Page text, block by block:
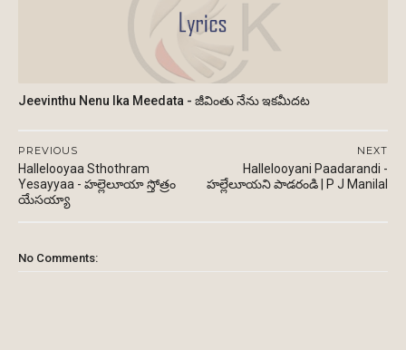
Jeevinthu Nenu Ika Meedata - జీవింతు నేను ఇకమీదట
NEXT
Hallelooyani Paadarandi -
హల్లేలూయని పాడరండి | P J Manilal
PREVIOUS
Hallelooyaa Sthothram
Yesayyaa - హల్లెలూయా స్తోత్రం
యేసయ్యా
No Comments: